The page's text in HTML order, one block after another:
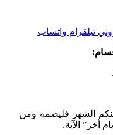
تيلقرام واتساب
الشهر فليصمه ومن
أخر” الآية.